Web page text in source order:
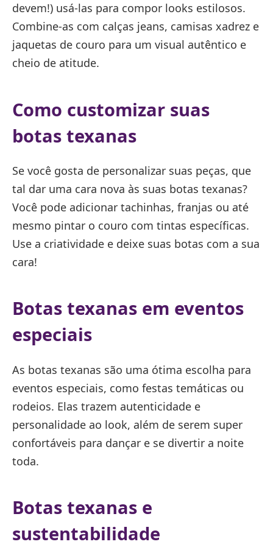
devem!) usá-las para compor looks estilosos.
Combine-as com calças jeans, camisas xadrez e
jaquetas de couro para um visual autêntico e
cheio de atitude.
Como customizar suas
botas texanas
Se você gosta de personalizar suas peças, que
tal dar uma cara nova às suas botas texanas?
Você pode adicionar tachinhas, franjas ou até
mesmo pintar o couro com tintas específicas.
Use a criatividade e deixe suas botas com a sua
cara!
Botas texanas em eventos
especiais
As botas texanas são uma ótima escolha para
eventos especiais, como festas temáticas ou
rodeios. Elas trazem autenticidade e
personalidade ao look, além de serem super
confortáveis para dançar e se divertir a noite
toda.
Botas texanas e
sustentabilidade